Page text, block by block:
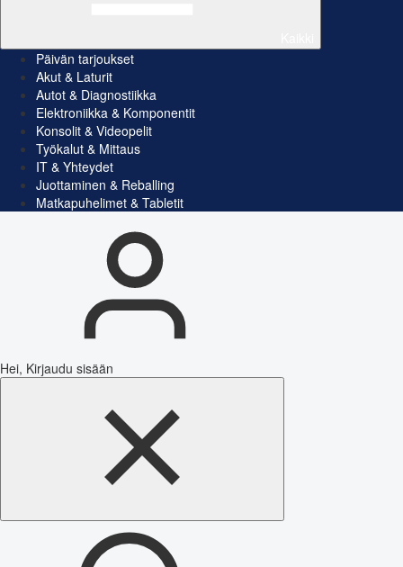
Päivän tarjoukset
Akut & Laturit
Autot & Diagnostiikka
Elektroniikka & Komponentit
Konsolit & Videopelit
Työkalut & Mittaus
IT & Yhteydet
Juottaminen & Reballing
Matkapuhelimet & Tabletit
Hei, Kirjaudu sisään